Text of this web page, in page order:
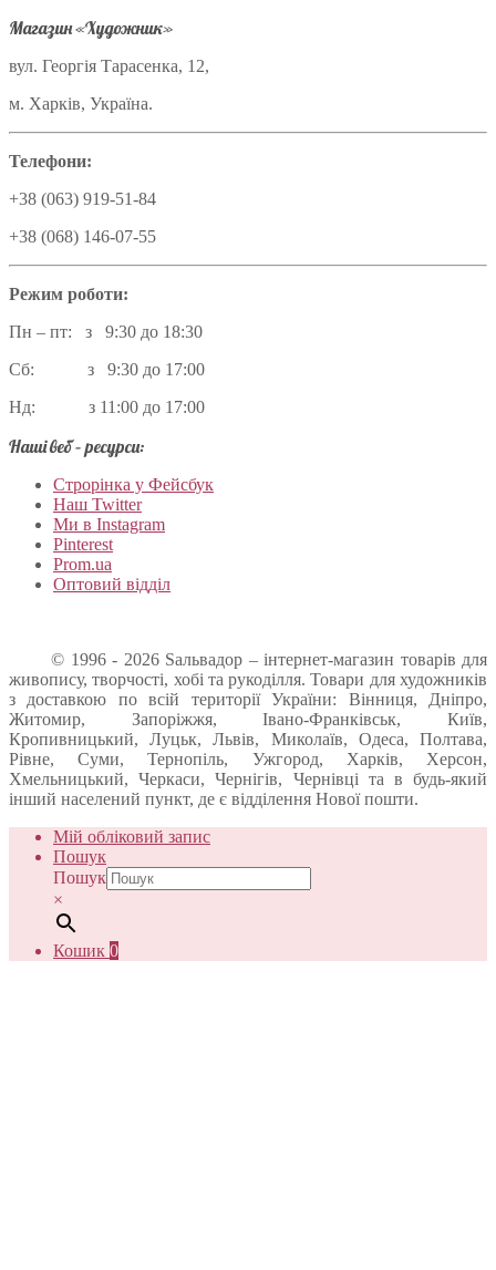
Магазин «Художник»
вул. Георгія Тарасенка, 12,
м. Харків, Україна.
Телефони:
+38 (063) 919-51-84
+38 (068) 146-07-55
Режим роботи:
Пн – пт: з 9:30 до 18:30
Сб: з 9:30 до 17:00
Нд: з 11:00 до 17:00
Наші веб – ресурси:
Строрінка у Фейсбук
Наш Twitter
Ми в Instagram
Pinterest
Prom.ua
Оптовий відділ
© 1996 - 2026 Sальвадор – інтернет-магазин товарів для
живопису, творчості, хобі та рукоділля. Товари для художників
з доставкою по всій території України: Вінниця, Дніпро,
Житомир, Запоріжжя, Івано-Франківськ, Київ,
Кропивницький, Луцьк, Львів, Миколаїв, Одеса, Полтава,
Рівне, Суми, Тернопіль, Ужгород, Харків, Херсон,
Хмельницький, Черкаси, Чернігів, Чернівці та в будь-який
інший населений пункт, де є відділення Нової пошти.
Мій обліковий запис
Пошук
Пошук
×
Кошик 0